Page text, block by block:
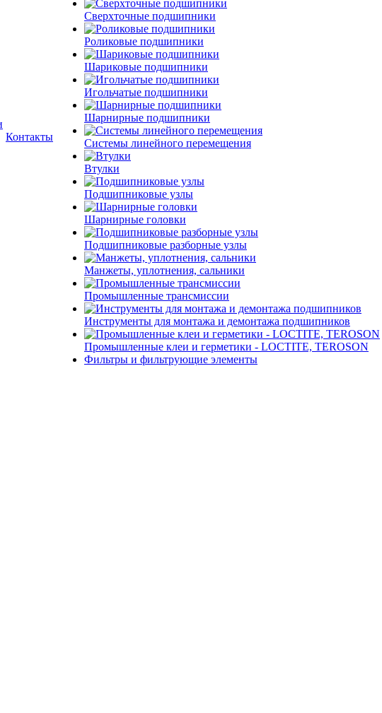
Контакты
Сверхточные подшипники
Роликовые подшипники
Шариковые подшипники
Игольчатые подшипники
Шарнирные подшипники
Системы линейного перемещения
Втулки
Подшипниковые узлы
Шарнирные головки
Подшипниковые разборные узлы
Манжеты, уплотнения, сальники
Промышленные трансмиссии
Инструменты для монтажа и демонтажа подшипников
Промышленные клеи и герметики - LOCTITE, TEROSON
Фильтры и фильтрующие элементы